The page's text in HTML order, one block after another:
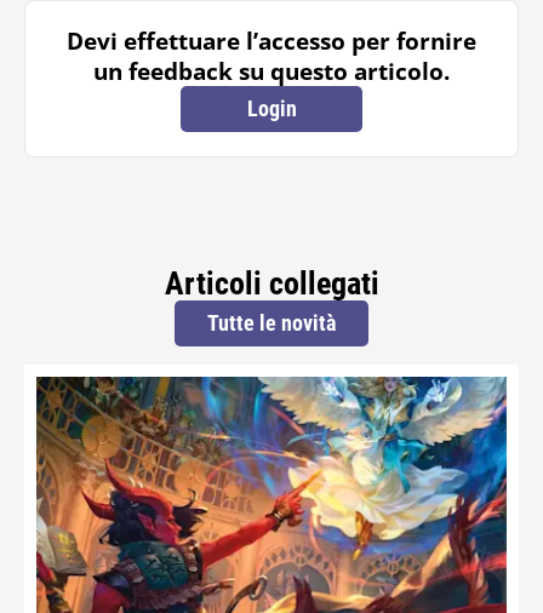
Devi effettuare l’accesso per fornire
un feedback su questo articolo.
Login
Articoli collegati
Tutte le novità